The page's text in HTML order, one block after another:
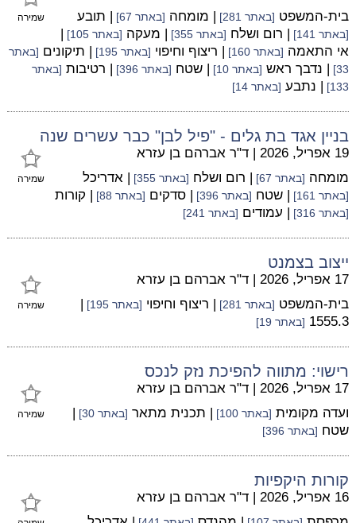
שמירה בית-המשפט [באתר 281] | מומחה [באתר 67] | תובע
[באתר 141] | רום ושלח [באתר 355] | מעקה [באתר 105]
|
אי התאמה [באתר 160] | ריצוף וחיפוי [באתר 195] | תיקונים [באתר
33]
| נדבך ראש [באתר 10] | שטח [באתר 396] | רטיבות [באתר
133]
| נתבע [באתר 14]
בניין אגד בת גלים - "פיל לבן" כבר עשרים שנה
שמירה
19 אפריל, 2026 | ד"ר אברהם בן עזרא
מומחה [באתר 67] | רום ושלח [באתר 355] | אדריכל
[באתר 161] | שטח [באתר 396] | סדקים [באתר 88] | קורות
[באתר 316] | עמודים [באתר 241]
ייצוב בצמנט
שמירה
17 אפריל, 2026 | ד"ר אברהם בן עזרא
בית-המשפט [באתר 281] | ריצוף וחיפוי [באתר 195]
|
1555.3 [באתר 19]
רישוי: מתווה להפיכת נזק לנכס
שמירה
17 אפריל, 2026 | ד"ר אברהם בן עזרא
ועדה מקומית [באתר 100] | תכנית מתאר [באתר 30]
|
שטח [באתר 396]
קורות היקפיות
16 אפריל, 2026 | ד"ר אברהם בן עזרא